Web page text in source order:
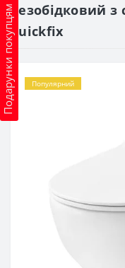
Подарунки покупцямбезобідковий
quickfix
Популярний